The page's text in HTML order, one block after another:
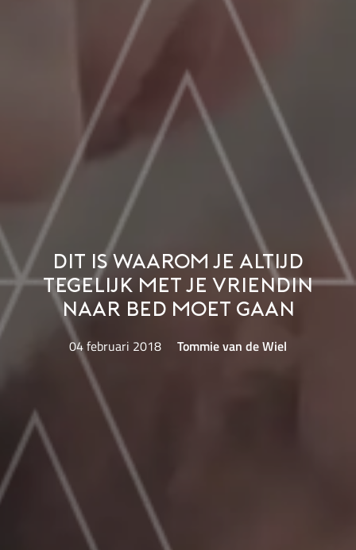
Dit is waarom je altijd
tegelijk met je vriendin
naar bed moet gaan
04 februari 2018 Tommie van de Wiel